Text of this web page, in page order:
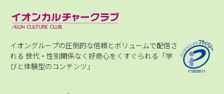
イオングループの圧倒的な信頼とボリュームで配信さ
れる 世代・性別関係なく好奇心をくすぐられる「学
びと体験型のコンテンツ」